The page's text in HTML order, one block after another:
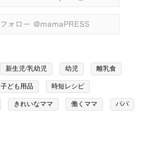
新生児/乳幼児 幼児 離乳食
子ども用品 時短レシピ
きれいなママ 働くママ パパ